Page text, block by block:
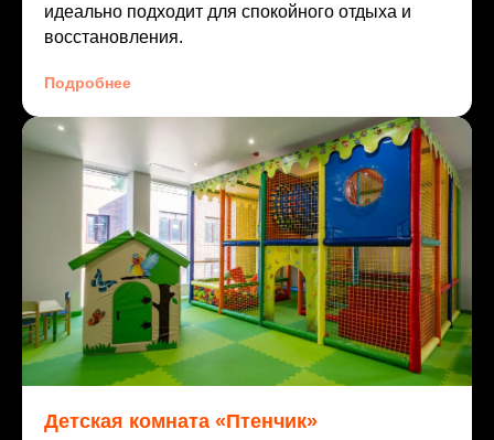
идеально подходит для спокойного отдыха и
восстановления.
Подробнее
Детская комната «Птенчик»